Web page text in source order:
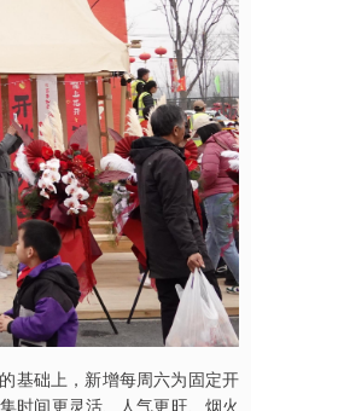
基础上，新增每周六为固定开
时间更灵活、人气更旺、烟火